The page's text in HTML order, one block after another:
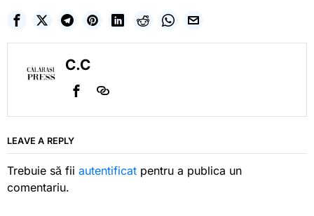
C.C
LEAVE A REPLY
Trebuie să fii autentificat pentru a publica un
comentariu.